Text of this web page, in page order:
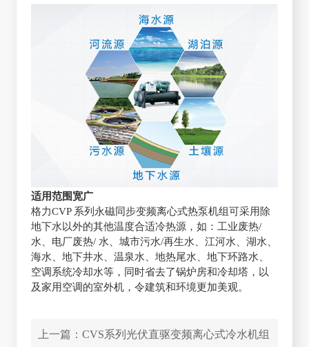
适用范围宽广
格力CVP 系列永磁同步变频离心式热泵机组可采用除
地下水以外的其他温度合适冷热源，如：工业废热/
水、电厂废热/ 水、城市污水/再生水、江河水、湖水、
海水、地下井水、温泉水、地热尾水、地下环路水、
空调系统冷却水等，同时省去了锅炉房和冷却塔，以
及家用空调的室外机，令建筑和环境更加美观。
上一篇： CVS系列光伏直驱变频离心式冷水机组